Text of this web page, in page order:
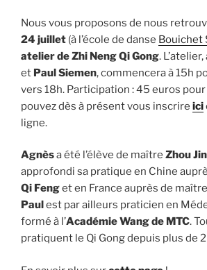
Nous vous proposons de nous
24 juillet (à l’école de danse Bouichet
atelier de Zhi Neng Qi Gong.
et Paul Siemen, commencera à 15h
vers 18h. Participation : 45 euros
pouvez dès à présent vous inscrire ici
ligne.
Agnèsa été l’élève de maître Zhou
approfondi sa pratique en Chine
Qi Fenget en France auprès de maître
Paul est par ailleurs praticien en
formé à l’Académie Wang de MTC.
pratiquent le Qi Gong depuis plus de